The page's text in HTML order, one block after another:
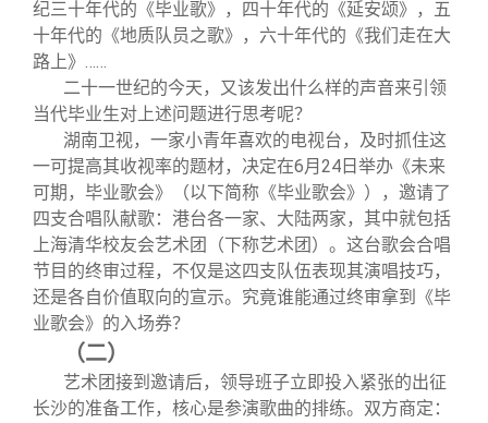
终身学习
信息化服务
三创大赛
实用信息
校友总会
总会简介
会长致辞
总会章程
理事会名单
制度法规
关闭
纪三十年代的《毕业歌》，四十年代的《延安颂》，五
十年代的《地质队员之歌》，六十年代的《我们走在大
路上》……
二十一世纪的今天，又该发出什么样的声音来引领
当代毕业生对上述问题进行思考呢？
湖南卫视，一家小青年喜欢的电视台，及时抓住这
一可提高其收视率的题材，决定在6月24日举办《未来
可期，毕业歌会》（以下简称《毕业歌会》），邀请了
四支合唱队献歌：港台各一家、大陆两家，其中就包括
上海清华校友会艺术团（下称艺术团）。这台歌会合唱
节目的终审过程，不仅是这四支队伍表现其演唱技巧，
还是各自价值取向的宣示。究竟谁能通过终审拿到《毕
业歌会》的入场券？
（二）
艺术团接到邀请后，领导班子立即投入紧张的出征
长沙的准备工作，核心是参演歌曲的排练。双方商定：